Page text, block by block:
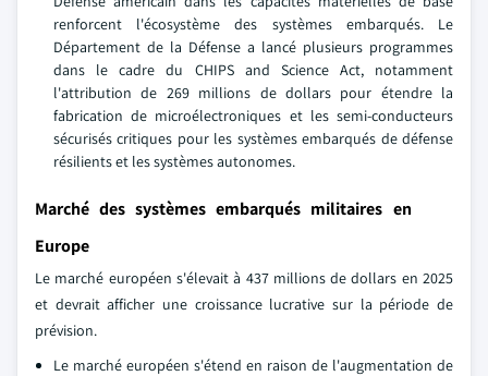
renforcent l'écosystème des systèmes embarqués. Le
Département de la Défense a lancé plusieurs programmes
dans le cadre du CHIPS and Science Act, notamment
l'attribution de 269 millions de dollars pour étendre la
fabrication de microélectroniques et les semi-conducteurs
sécurisés critiques pour les systèmes embarqués de défense
résilients et les systèmes autonomes.
Marché des systèmes embarqués militaires en
Europe
Le marché européen s'élevait à 437 millions de dollars en 2025
et devrait afficher une croissance lucrative sur la période de
prévision.
Le marché européen s'étend en raison de l'augmentation de